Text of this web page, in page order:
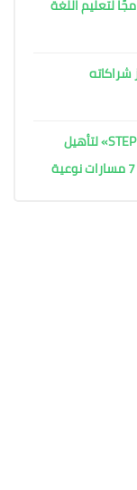
لتعليم اللغة
شراكاته
جامعة عين شمس تطلق غدًا برنامج «STEP UP» لتأهيل